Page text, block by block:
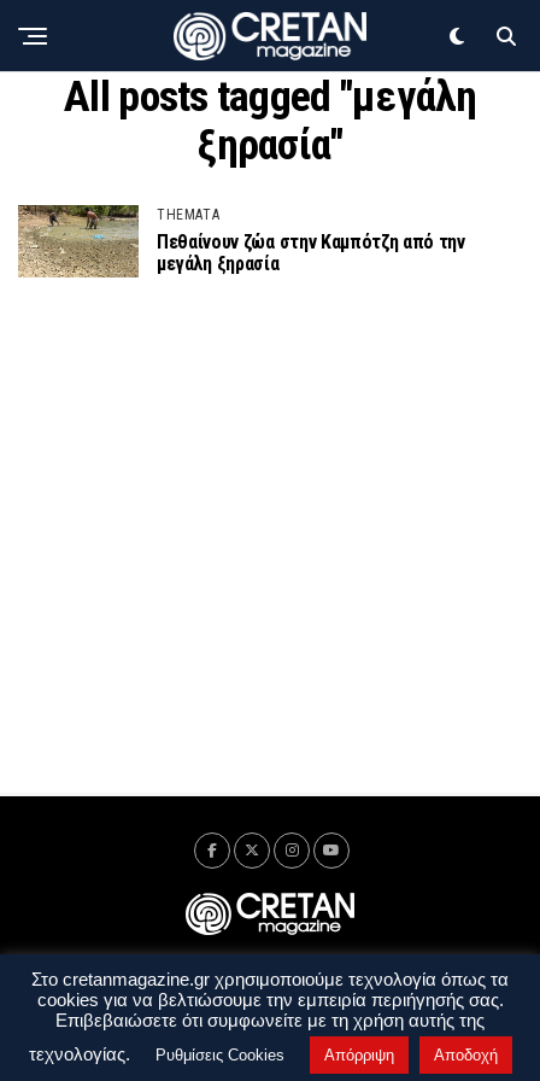
All posts tagged "μεγάλη
ξηρασία"
THEMATA
Πεθαίνουν ζώα στην Καμπότζη από την
μεγάλη ξηρασία
Ταυτότητα Πολιτική Απορρήτου
Όροι Χρήσης
Όροι και Προϋποθέσεις
Στο cretanmagazine.gr χρησιμοποιούμε τεχνολογία όπως τα
cookies για να βελτιώσουμε την εμπειρία περιήγησής σας.
Επιβεβαιώσετε ότι συμφωνείτε με τη χρήση αυτής της
τεχνολογίας.
Ρυθμίσεις Cookies Απόρριψη Αποδοχή